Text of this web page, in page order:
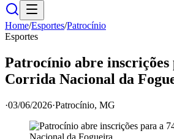
Home/Esportes/Patrocínio
Esportes
Patrocínio abre inscrições
Corrida Nacional da
·03/06/2026·Patrocínio, MG